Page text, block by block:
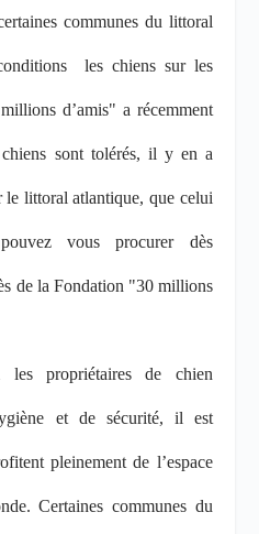
communes du littoral
les chiens sur les
d’amis" a récemment
sont tolérés, il y en a
le littoral atlantique, que celui
vous procurer dès
de la Fondation "30 millions
propriétaires de chien
et de sécurité, il est
pleinement de l’espace
Certaines communes du